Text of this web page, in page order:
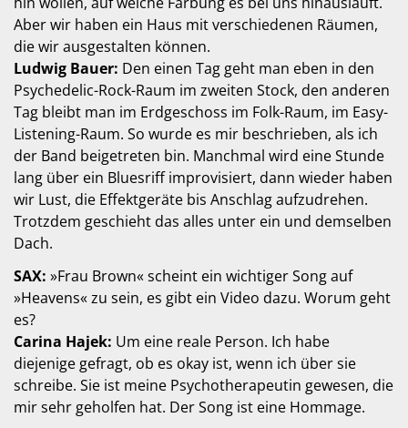
Aber wir haben ein Haus mit verschiedenen Räumen,
die wir ausgestalten können.
Ludwig Bauer: Den einen Tag geht man eben in den
Psychedelic-Rock-Raum im zweiten Stock, den anderen
Tag bleibt man im Erdgeschoss im Folk-Raum, im Easy-
Listening-Raum. So wurde es mir beschrieben, als ich
der Band beigetreten bin. Manchmal wird eine Stunde
lang über ein Bluesriff improvisiert, dann wieder haben
wir Lust, die Effektgeräte bis Anschlag aufzudrehen.
Trotzdem geschieht das alles unter ein und demselben
Dach.
SAX: »Frau Brown« scheint ein wichtiger Song auf
»Heavens« zu sein, es gibt ein Video dazu. Worum geht
es?
Carina Hajek: Um eine reale Person. Ich habe
diejenige gefragt, ob es okay ist, wenn ich über sie
schreibe. Sie ist meine Psychotherapeutin gewesen, die
mir sehr geholfen hat. Der Song ist eine Hommage.